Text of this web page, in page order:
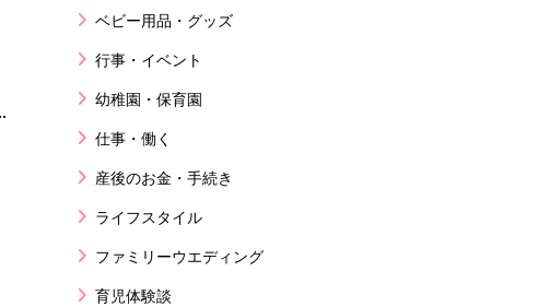
ベビー用品・グッズ
行事・イベント
幼稚園・保育園
仕事・働く
産後のお金・手続き
ライフスタイル
ファミリーウエディング
育児体験談